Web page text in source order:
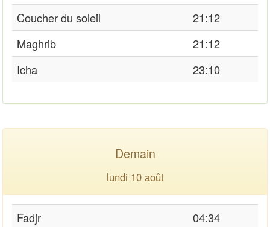
Coucher du soleil
21:12
Maghrib
21:12
Icha
23:10
Demain
lundi 10 août
Fadjr
04:34